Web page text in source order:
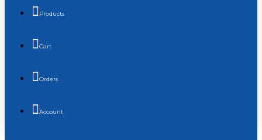
Products
Cart
Orders
Account